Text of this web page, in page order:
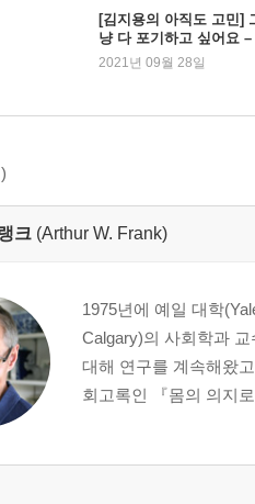
[김지용의 아직도 고민]
냥 다 포기하고 싶어요 –
지막 회
2021년 09월 28일
크 (Arthur W. Frank)
1975년에 예일 대학
Calgary)의 사회학과
대해 연구를 계속해왔
회고록인 『몸의 의지